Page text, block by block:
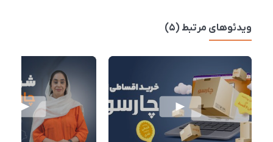
ویدئوهای مرتبط (5)